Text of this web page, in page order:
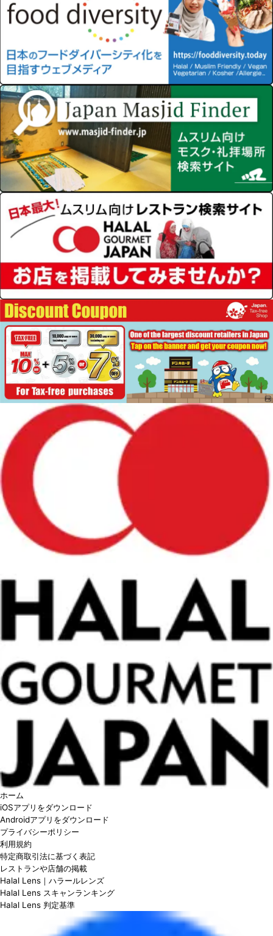
ホーム
iOSアプリをダウンロード
Androidアプリをダウンロード
プライバシーポリシー
利用規約
特定商取引法に基づく表記
レストランや店舗の掲載
Halal Lens｜ハラールレンズ
Halal Lens スキャンランキング
Halal Lens 判定基準